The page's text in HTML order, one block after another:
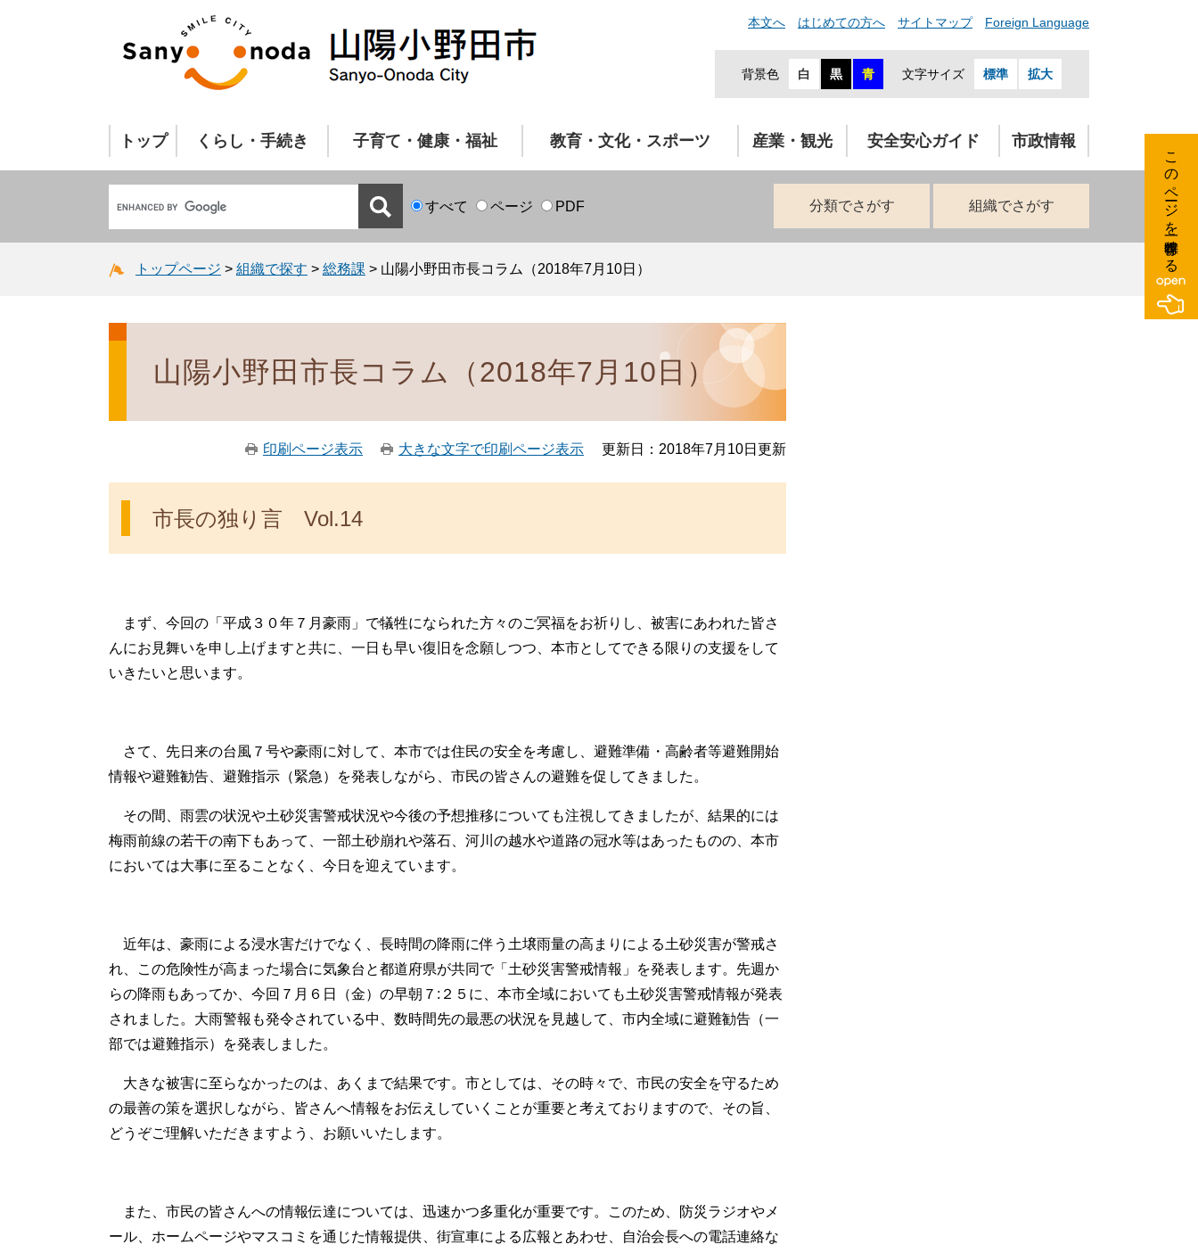
本文へ はじめての方へ サイトマップ Foreign Language
背景色 白 黒 青 文字サイズ 標準 拡大
トップ くらし・手続き 子育て・健康・福祉 教育・文化・スポーツ 産業・観光 安全安心ガイド 市政情報
すべて ページ PDF 分類でさがす 組織でさがす
トップページ > 組織で探す > 総務課 > 山陽小野田市長コラム（2018年7月10日）
山陽小野田市長コラム（2018年7月10日）
印刷ページ表示 大きな文字で印刷ページ表示 更新日：2018年7月10日更新
市長の独り言 Vol.14
まず、今回の「平成３０年７月豪雨」で犠牲になられた方々のご冥福をお祈りし、被害にあわれた皆さ
んにお見舞いを申し上げますと共に、一日も早い復旧を念願しつつ、本市としてできる限りの支援をして
いきたいと思います。
さて、先日来の台風７号や豪雨に対して、本市では住民の安全を考慮し、避難準備・高齢者等避難開始
情報や避難勧告、避難指示（緊急）を発表しながら、市民の皆さんの避難を促してきました。
その間、雨雲の状況や土砂災害警戒状況や今後の予想推移についても注視してきましたが、結果的には
梅雨前線の若干の南下もあって、一部土砂崩れや落石、河川の越水や道路の冠水等はあったものの、本市
においては大事に至ることなく、今日を迎えています。
近年は、豪雨による浸水害だけでなく、長時間の降雨に伴う土壌雨量の高まりによる土砂災害が警戒さ
れ、この危険性が高まった場合に気象台と都道府県が共同で「土砂災害警戒情報」を発表します。先週か
らの降雨もあってか、今回７月６日（金）の早朝７:２５に、本市全域においても土砂災害警戒情報が発表
されました。大雨警報も発令されている中、数時間先の最悪の状況を見越して、市内全域に避難勧告（一
部では避難指示）を発表しました。
大きな被害に至らなかったのは、あくまで結果です。市としては、その時々で、市民の安全を守るため
の最善の策を選択しながら、皆さんへ情報をお伝えしていくことが重要と考えておりますので、その旨、
どうぞご理解いただきますよう、お願いいたします。
また、市民の皆さんへの情報伝達については、迅速かつ多重化が重要です。このため、防災ラジオやメ
ール、ホームページやマスコミを通じた情報提供、街宣車による広報とあわせ、自治会長への電話連絡な
このページを一時保存する